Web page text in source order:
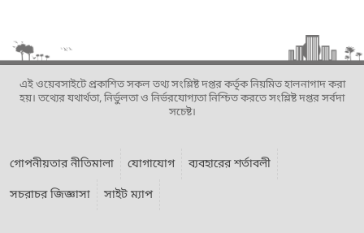
এই ওয়েবসাইটে প্রকাশিত সকল তথ্য সংশ্লিষ্ট দপ্তর কর্তৃক নিয়মিত হালনাগাদ করা
হয়। তথ্যের যথার্থতা, নির্ভুলতা ও নির্ভরযোগ্যতা নিশ্চিত করতে সংশ্লিষ্ট দপ্তর সর্বদা
সচেষ্ট।
গোপনীয়তার নীতিমালা যোগাযোগ
ব্যবহারের শর্তাবলী
সচরাচর জিজ্ঞাসা
সাইট ম্যাপ